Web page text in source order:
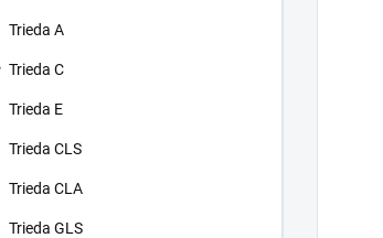
Trieda A
Trieda C
Trieda E
Trieda CLS
Trieda CLA
Trieda GLS